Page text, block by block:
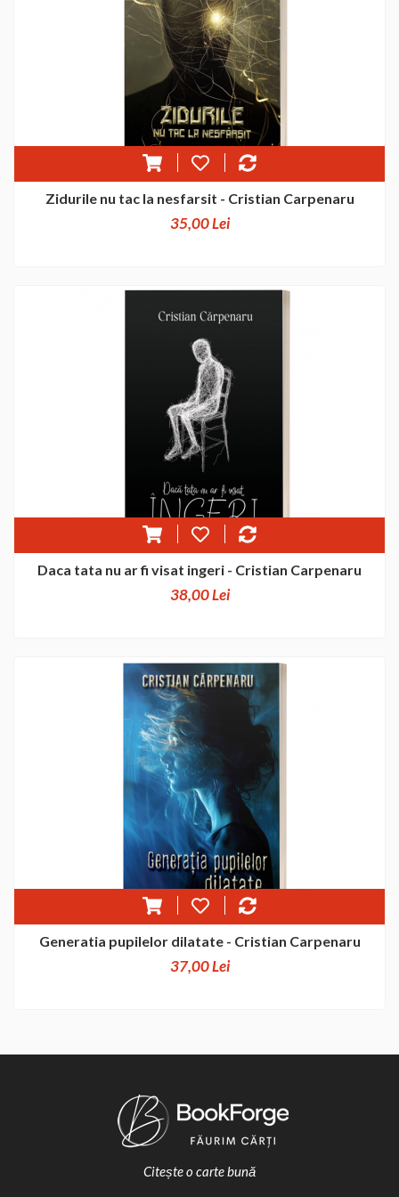
Zidurile nu tac la nesfarsit - Cristian Carpenaru
35,00 Lei
Daca tata nu ar fi visat ingeri - Cristian Carpenaru
38,00 Lei
Generatia pupilelor dilatate - Cristian Carpenaru
37,00 Lei
Citește o carte bună